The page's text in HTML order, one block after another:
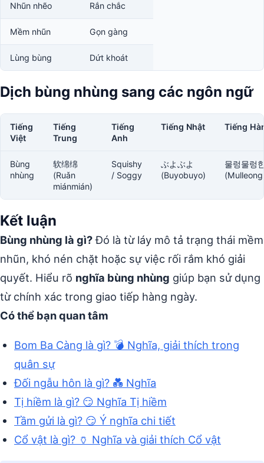
Nhũn nhẽo Rắn chắc
Mềm nhũn Gọn gàng
Lùng bùng Dứt khoát
Dịch bùng nhùng sang các ngôn ngữ
Tiếng
Việt
Tiếng
Trung
Tiếng
Anh
Tiếng Nhật Tiếng
Bùng
nhùng
软绵绵
(Ruǎn
miánmián)
Squishy
/ Soggy
ぶよぶよ
(Buyobuyo)
물렁물렁
Kết luận
Bùng nhùng là gì?Đó là từ láy mô tả trạng thái mềm
nhũn, khó nén chặt hoặc sự việc rối rắm khó giải
quyết. Hiểu rõ nghĩa bùng nhùng giúp bạn sử dụng
từ chính xác trong giao tiếp hàng ngày.
Có thể bạn quan tâm
Bom Ba Càng là gì? 💣 Nghĩa, giải thích trong
quân sự
Đối ngẫu hôn là gì? 💑 Nghĩa
Tị hiềm là gì? 😏 Nghĩa Tị hiềm
Tầm gửi là gì? 😏 Ý nghĩa chi tiết
Cổ vật là gì? 🏺 Nghĩa và giải thích Cổ vật